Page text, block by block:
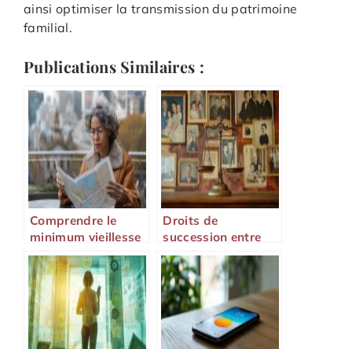
ainsi optimiser la transmission du patrimoine
familial.
Publications Similaires :
Comprendre le
minimum vieillesse
à l’étranger
Droits de
succession entre
frères et sœurs : Ce
qu’il faut savoir